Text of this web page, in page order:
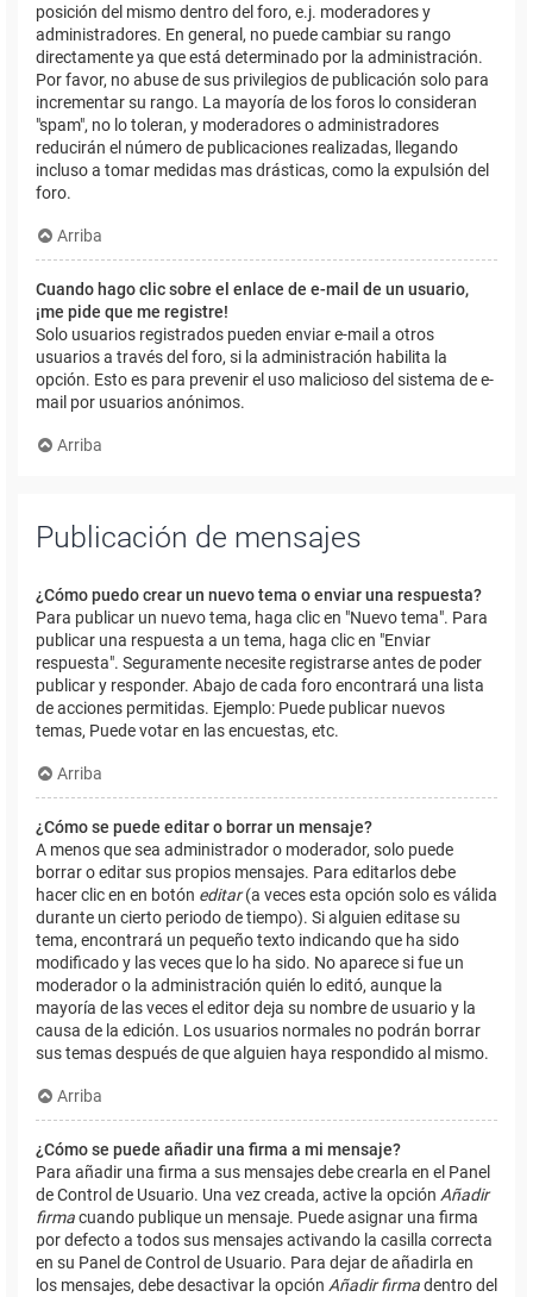
posición del mismo dentro del foro, e.j. moderadores y
administradores. En general, no puede cambiar su rango
directamente ya que está determinado por la administración.
Por favor, no abuse de sus privilegios de publicación solo para
incrementar su rango. La mayoría de los foros lo consideran
"spam", no lo toleran, y moderadores o administradores
reducirán el número de publicaciones realizadas, llegando
incluso a tomar medidas mas drásticas, como la expulsión del
foro.
Arriba
Cuando hago clic sobre el enlace de e-mail de un usuario,
¡me pide que me registre!
Solo usuarios registrados pueden enviar e-mail a otros
usuarios a través del foro, si la administración habilita la
opción. Esto es para prevenir el uso malicioso del sistema de e-
mail por usuarios anónimos.
Arriba
Publicación de mensajes
¿Cómo puedo crear un nuevo tema o enviar una respuesta?
Para publicar un nuevo tema, haga clic en "Nuevo tema". Para
publicar una respuesta a un tema, haga clic en "Enviar
respuesta". Seguramente necesite registrarse antes de poder
publicar y responder. Abajo de cada foro encontrará una lista
de acciones permitidas. Ejemplo: Puede publicar nuevos
temas, Puede votar en las encuestas, etc.
Arriba
¿Cómo se puede editar o borrar un mensaje?
A menos que sea administrador o moderador, solo puede
borrar o editar sus propios mensajes. Para editarlos debe
hacer clic en en botón editar(a veces esta opción solo es válida
durante un cierto periodo de tiempo). Si alguien editase su
tema, encontrará un pequeño texto indicando que ha sido
modificado y las veces que lo ha sido. No aparece si fue un
moderador o la administración quién lo editó, aunque la
mayoría de las veces el editor deja su nombre de usuario y la
causa de la edición. Los usuarios normales no podrán borrar
sus temas después de que alguien haya respondido al mismo.
Arriba
¿Cómo se puede añadir una firma a mi mensaje?
Para añadir una firma a sus mensajes debe crearla en el Panel
de Control de Usuario. Una vez creada, active la opción Añadir
firmacuando publique un mensaje. Puede asignar una firma
por defecto a todos sus mensajes activando la casilla correcta
en su Panel de Control de Usuario. Para dejar de añadirla en
los mensajes, debe desactivar la opción Añadir firmadentro del